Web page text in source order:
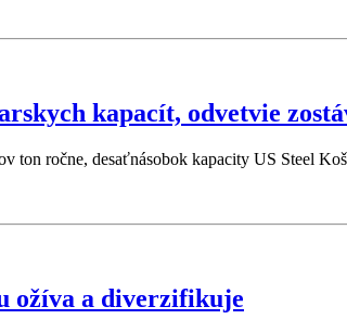
kapacít, odvetvie
ton ročne, desaťnásobok kapacity US Steel
ožíva a diverzifikuje